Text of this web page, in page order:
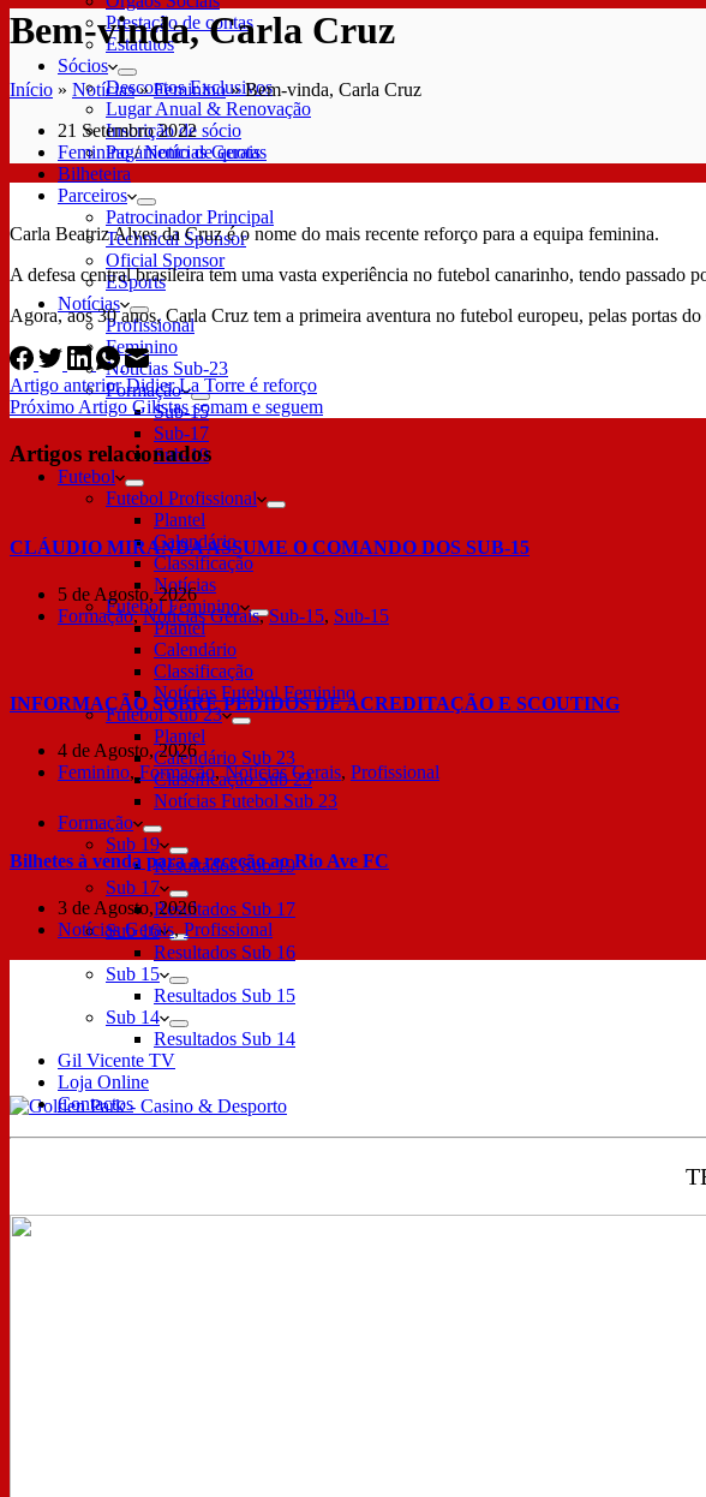
Prestação de contas
Estatutos
Sócios
Descontos Exclusivos
Lugar Anual & Renovação
Inscrição de sócio
Pagamento de quotas
Bilheteira
Parceiros
Patrocinador Principal
Technical Sponsor
Oficial Sponsor
ESports
Notícias
Profissional
Feminino
Notícias Sub-23
Formação
Sub-15
Sub-17
Sub-19
Futebol
Futebol Profissional
Plantel
Calendário
Classificação
Notícias
Futebol Feminino
Plantel
Calendário
Classificação
Notícias Futebol Feminino
Futebol Sub 23
Plantel
Calendário Sub 23
Classificação Sub 23
Notícias Futebol Sub 23
Formação
Sub 19
Resultados Sub 19
Sub 17
Resultados Sub 17
Sub 16
Resultados Sub 16
Sub 15
Resultados Sub 15
Sub 14
Resultados Sub 14
Gil Vicente TV
Loja Online
Contactos
Bem-vinda, Carla Cruz
Início » Notícias»Feminino»Bem-vinda, Carla Cruz
21 Setembro 2022
Feminino/Notícias Gerais
Carla Beatriz Alves da Cruz é o nome do mais recente reforço para a equipa feminina.
A defesa central brasileira tem uma vasta experiência no futebol canarinho, tendo
Agora, aos 30 anos, Carla Cruz tem a primeira aventura no futebol europeu, pelas portas
Artigo anteriorDidier La Torre é reforço
Próximo Artigo Gilistas somam e seguem
Artigos relacionados
CLÁUDIO MIRANDA ASSUME O COMANDO DOS SUB-15
5 de Agosto, 2026
Formação,Notícias Gerais,Sub-15, Sub-15
INFORMAÇÃO SOBRE PEDIDOS DE ACREDITAÇÃO E SCOUTING
4 de Agosto, 2026
Feminino, Formação,Notícias Gerais, Profissional
Bilhetes à venda para a receção ao Rio Ave FC
3 de Agosto, 2026
Notícias Gerais,Profissional